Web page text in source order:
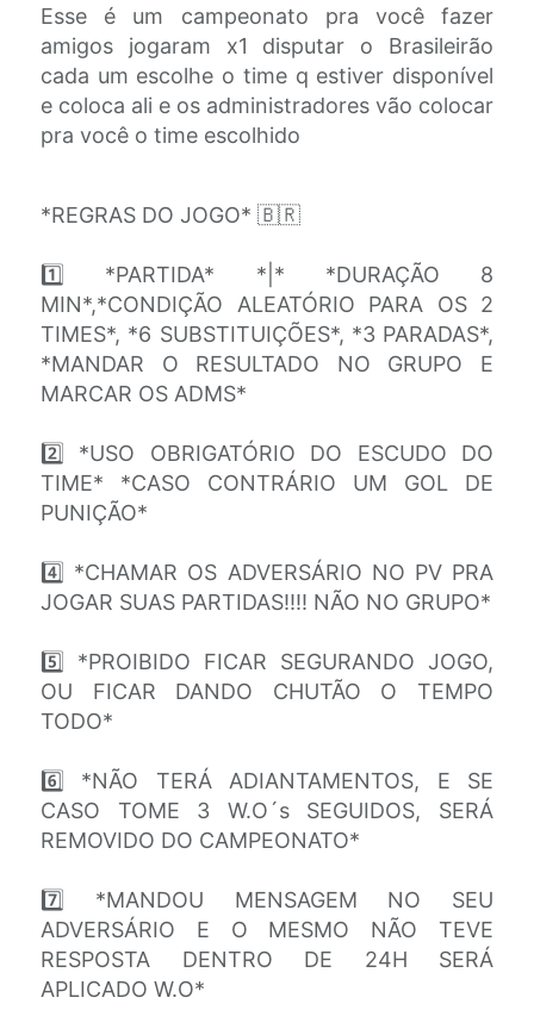
Esse é um campeonato pra você fazer
amigos jogaram x1 disputar o Brasileirão
cada um escolhe o time q estiver disponível
e coloca ali e os administradores vão colocar
pra você o time escolhido
*REGRAS DO JOGO* 🇧🇷
1️⃣ *PARTIDA* *|* *DURAÇÃO 8
MIN*,*CONDIÇÃO ALEATÓRIO PARA OS 2
TIMES*, *6 SUBSTITUIÇÕES*, *3 PARADAS*,
*MANDAR O RESULTADO NO GRUPO E
MARCAR OS ADMS*
2️⃣ *USO OBRIGATÓRIO DO ESCUDO DO
TIME* *CASO CONTRÁRIO UM GOL DE
PUNIÇÃO*
4️⃣ *CHAMAR OS ADVERSÁRIO NO PV PRA
JOGAR SUAS PARTIDAS!!!! NÃO NO GRUPO*
5️⃣ *PROIBIDO FICAR SEGURANDO JOGO,
OU FICAR DANDO CHUTÃO O TEMPO
TODO*
6️⃣ *NÃO TERÁ ADIANTAMENTOS, E SE
CASO TOME 3 W.O´s SEGUIDOS, SERÁ
REMOVIDO DO CAMPEONATO*
7️⃣ *MANDOU MENSAGEM NO SEU
ADVERSÁRIO E O MESMO NÃO TEVE
RESPOSTA DENTRO DE 24H SERÁ
APLICADO W.O*